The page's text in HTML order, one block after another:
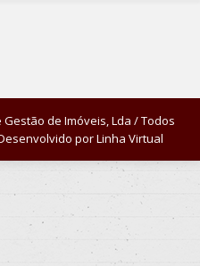
de Imóveis, Lda / Todos
porLinha Virtual